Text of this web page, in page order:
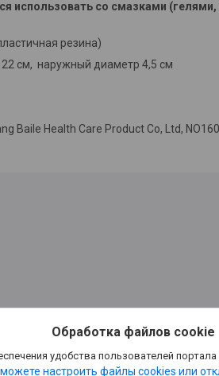
использовать со смазками
резина)
см, наружный диаметр 4,5 см
Baile Health Care Product Co, Ltd,
Обработка файлов cookie
удобства пользователей
настроить файлы cookies или